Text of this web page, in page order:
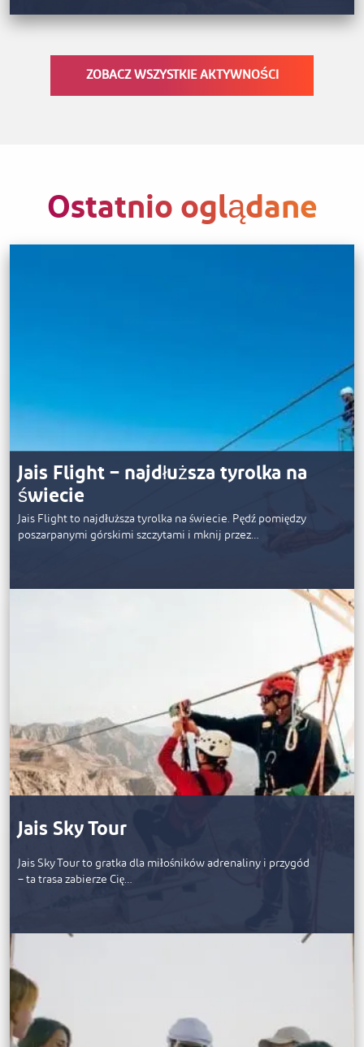
ZOBACZ WSZYSTKIE AKTYWNOŚCI
Ostatnio oglądane
Jais Flight – najdłuższa tyrolka na
świecie
Jais Flight to najdłuższa tyrolka na świecie. Pędź pomiędzy
poszarpanymi górskimi szczytami i mknij przez…
Jais Sky Tour
Jais Sky Tour to gratka dla miłośników adrenaliny i przygód
– ta trasa zabierze Cię…